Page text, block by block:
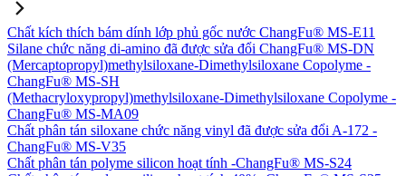
Chất kích thích bám dính lớp phủ gốc nước ChangFu® MS-E11
Silane chức năng di-amino đã được sửa đổi ChangFu® MS-DN
(Mercaptopropyl)methylsiloxane-Dimethylsiloxane Copolyme -
ChangFu® MS-SH
(Methacryloxypropyl)methylsiloxane-Dimethylsiloxane Copolyme -
ChangFu® MS-MA09
Chất phân tán siloxane chức năng vinyl đã được sửa đổi A-172 -
ChangFu® MS-V35
Chất phân tán polyme silicon hoạt tính -ChangFu® MS-S24